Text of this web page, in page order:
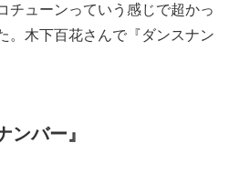
チューンっていう感じで超かっ
。木下百花さんで『ダンスナン
ンバー』